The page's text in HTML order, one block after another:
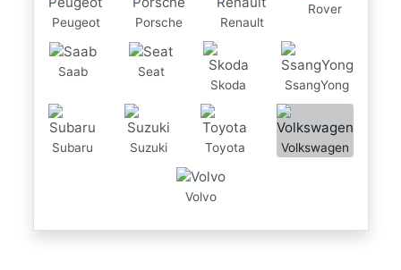
Peugeot Porsche Renault
Rover
Saab
Seat
Skoda
SsangYong
Subaru Suzuki Toyota Volkswagen
Volvo